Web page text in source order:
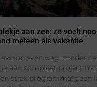
aan zee: zo voelt
meteen als vakantie
even weg, zonder
een compleet project
strak programma, geen